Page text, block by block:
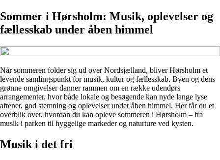
Sommer i Hørsholm: Musik, oplevelser og
fællesskab under åben himmel
Når sommeren folder sig ud over Nordsjælland, bliver Hørsholm et
levende samlingspunkt for musik, kultur og fællesskab. Byen og dens
grønne omgivelser danner rammen om en række udendørs
arrangementer, hvor både lokale og besøgende kan nyde lange lyse
aftener, god stemning og oplevelser under åben himmel. Her får du et
overblik over, hvordan du kan opleve sommeren i Hørsholm – fra
musik i parken til hyggelige markeder og naturture ved kysten.
Musik i det fri